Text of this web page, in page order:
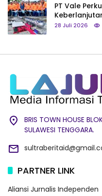
PT Vale
28 Juli 2026
BRIS TOWN HOUSE
SULAWESI TENGGARA.
PARTNER LINK
Aliansi Jurnalis Independen